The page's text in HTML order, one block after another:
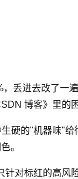
丢进去改了
博客》里的
硬的"机器味"
。
对标红的高